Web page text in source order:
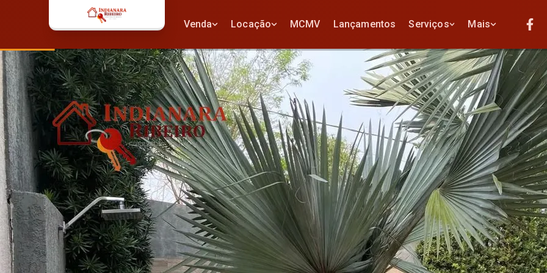
Venda
Casas
Sobrados
Apartamentos
Quitinetes
Terrenos
Comerciais
Áreas rurais
Chácaras
Locação
Casas
Sobrados
Apartamentos
Quitinetes
Terrenos
Comerciais
MCMV Lançamentos Serviços
Anuncie seu imóvel
Avaliamos seu imóvel
Financiamentos
Mais
Quem somos
Localização
Fale conosco
Venda
Casas
Sobrados
Apartamentos
Quitinetes
Terrenos
Comerciais
Áreas rurais
Chácaras
Locação
Casas
Sobrados
Apartamentos
Quitinetes
Terrenos
Comerciais
MCMV Lançamentos Serviços
Anuncie seu imóvel
Avaliamos seu imóvel
Financiamentos
Mais
Quem somos
Localização
Fale conosco